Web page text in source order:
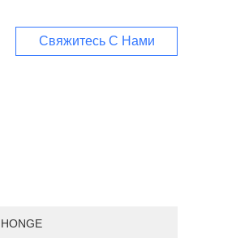
Свяжитесь С Нами
HONGE